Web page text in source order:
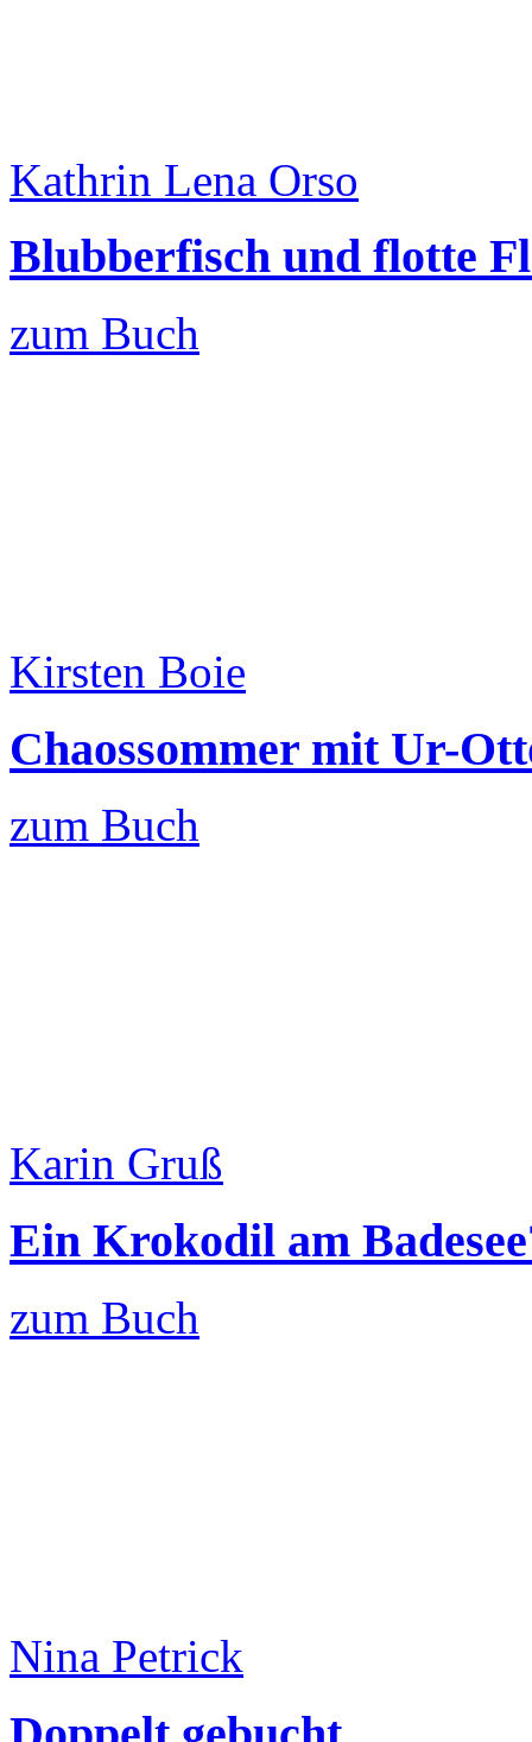
Kathrin Lena Orso
Blubberfisch und flotte
zum Buch
Kirsten Boie
Chaossommer mit Ur-
zum Buch
Karin Gruß
Ein Krokodil am
zum Buch
Nina Petrick